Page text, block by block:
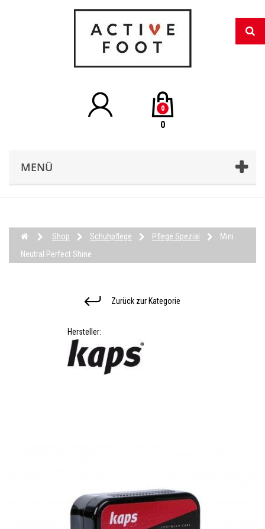
MENÜ
0
0
Shop Schuhpflege Pflege Spezial
Mini
Neutral Perfect Shine
Zurück zur Kategorie
Hersteller: